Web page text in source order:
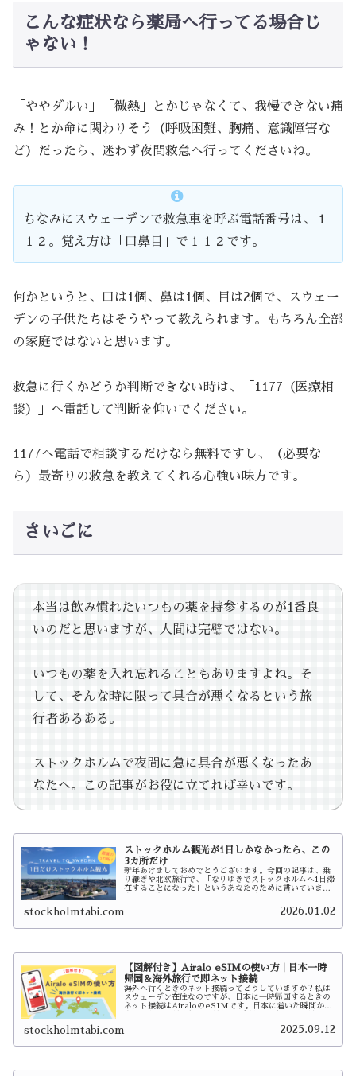
こんな症状なら薬局へ行ってる場合じ
ゃない！
「ややダルい」「微熱」とかじゃなくて、我慢できない痛
み！とか命に関わりそう（呼吸困難、胸痛、意識障害な
ど）だったら、迷わず夜間救急へ行ってくださいね。
ちなみにスウェーデンで救急車を呼ぶ電話番号は、１
１２。覚え方は「口鼻目」で１１２です。
何かというと、口は1個、鼻は1個、目は2個で、スウェー
デンの子供たちはそうやって教えられます。もちろん全部
の家庭ではないと思います。
救急に行くかどうか判断できない時は、「1177（医療相
談）」へ電話して判断を仰いでください。
1177へ電話で相談するだけなら無料ですし、（必要な
ら）最寄りの救急を教えてくれる心強い味方です。
さいごに
本当は飲み慣れたいつもの薬を持参するのが1番良
いのだと思いますが、人間は完璧ではない。
いつもの薬を入れ忘れることもありますよね。そ
して、そんな時に限って具合が悪くなるという旅
行者あるある。
ストックホルムで夜間に急に具合が悪くなったあ
なたへ。この記事がお役に立てれば幸いです。
ストックホルム観光が1日しかなかったら、この
3カ所だけ
新年あけましておめでとうございます。今回の記事は、乗
り継ぎや北欧旅行で、「なりゆきでストックホルムへ1日滞
在することになった」というあなたのために書いていま
stockholmtabi.com 2026.01.02
【図解付き】Airalo eSIMの使い方｜日本一時
帰国＆海外旅行で即ネット接続
海外へ行くときのネット接続ってどうしていますか？私は
スウェーデン在住なのですが、日本に一時帰国するときの
ネット接続はAiraloのeSIMです。日本に着いた瞬間から
stockholmtabi.com 2025.09.12